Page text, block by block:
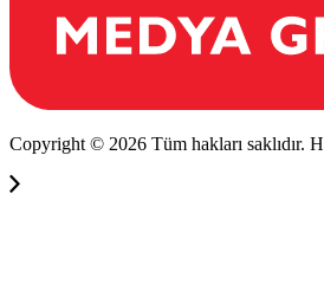
Copyright © 2026 Tüm hakları saklıdır.